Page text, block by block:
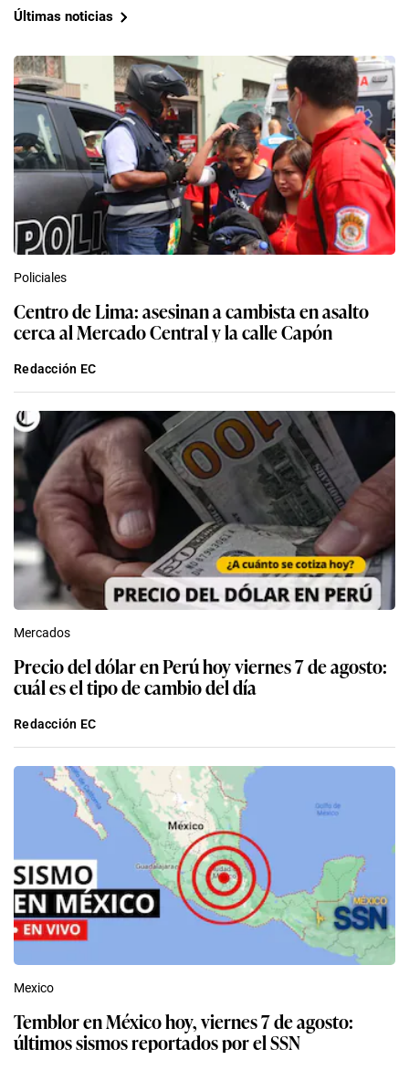
Últimas noticias
Policiales
Centro de Lima: asesinan a cambista en asalto
cerca al Mercado Central y la calle Capón
Redacción EC
Mercados
Precio del dólar en Perú hoy viernes 7 de agosto:
cuál es el tipo de cambio del día
Redacción EC
Mexico
Temblor en México hoy, viernes 7 de agosto:
últimos sismos reportados por el SSN